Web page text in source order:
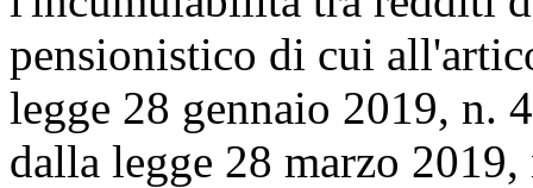
pensionistico di cui
legge 28 gennaio 2019, n.
dalla legge 28 marzo 2019,